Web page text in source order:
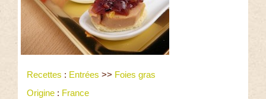
Recettes : Entrées >> Foies gras
Origine : France